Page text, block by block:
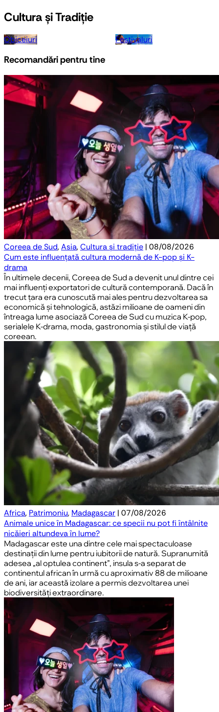
Cultura și Tradiție
Obiceiuri Festivaluri
Recomandări pentru tine
Coreea de Sud,Asia,Cultura și tradiție | 08/08/2026
Cum este influențată cultura modernă de K-pop și K-
drama
În ultimele decenii, Coreea de Sud a devenit unul dintre cei
mai influenți exportatori de cultură contemporană. Dacă în
trecut țara era cunoscută mai ales pentru dezvoltarea sa
economică și tehnologică, astăzi milioane de oameni din
întreaga lume asociază Coreea de Sud cu muzica K-pop,
serialele K-drama, moda, gastronomia și stilul de viață
coreean.
Africa, Patrimoniu, Madagascar | 07/08/2026
Animale unice în Madagascar: ce specii nu pot fi întâlnite
nicăieri altundeva în lume?
Madagascar este una dintre cele mai spectaculoase
destinații din lume pentru iubitorii de natură. Supranumită
adesea „al optulea continent”, insula s-a separat de
continentul african în urmă cu aproximativ 88 de milioane
de ani, iar această izolare a permis dezvoltarea unei
biodiversități extraordinare.